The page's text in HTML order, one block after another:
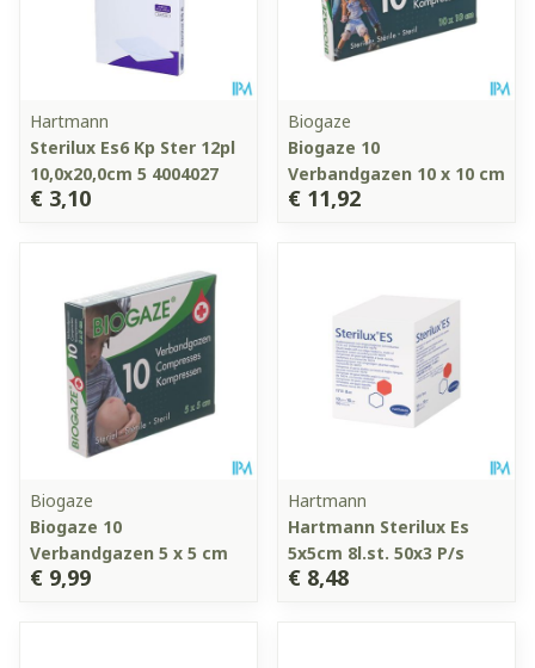
Hartmann
Sterilux Es6 Kp Ster 12pl
10,0x20,0cm 5 4004027
€ 3,10
Biogaze
Biogaze 10
Verbandgazen 10 x 10 cm
€ 11,92
Biogaze
Biogaze 10
Verbandgazen 5 x 5 cm
€ 9,99
Hartmann
Hartmann Sterilux Es
5x5cm 8l.st. 50x3 P/s
€ 8,48